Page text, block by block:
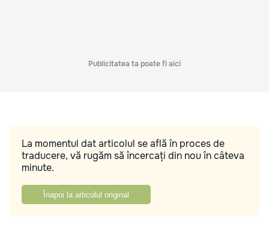
Publicitatea ta poate fi aici
La momentul dat articolul se află în proces de
traducere, vă rugăm să încercați din nou în câteva
minute.
Înapoi la articolul original